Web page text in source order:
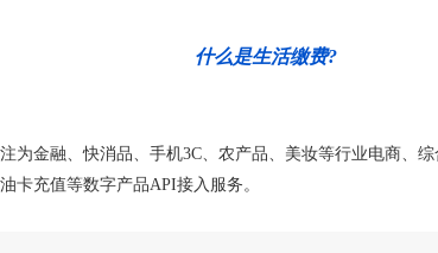
什么是生活缴费?
为金融、快消品、手机3C、农产品、美妆等行业电商、
卡充值等数字产品API接入服务。